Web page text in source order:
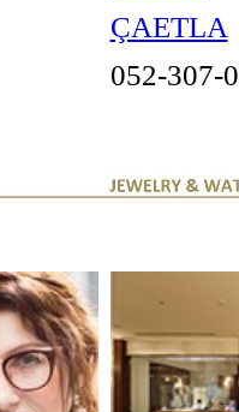
シーファイブメッドビュ
080-3377-5705